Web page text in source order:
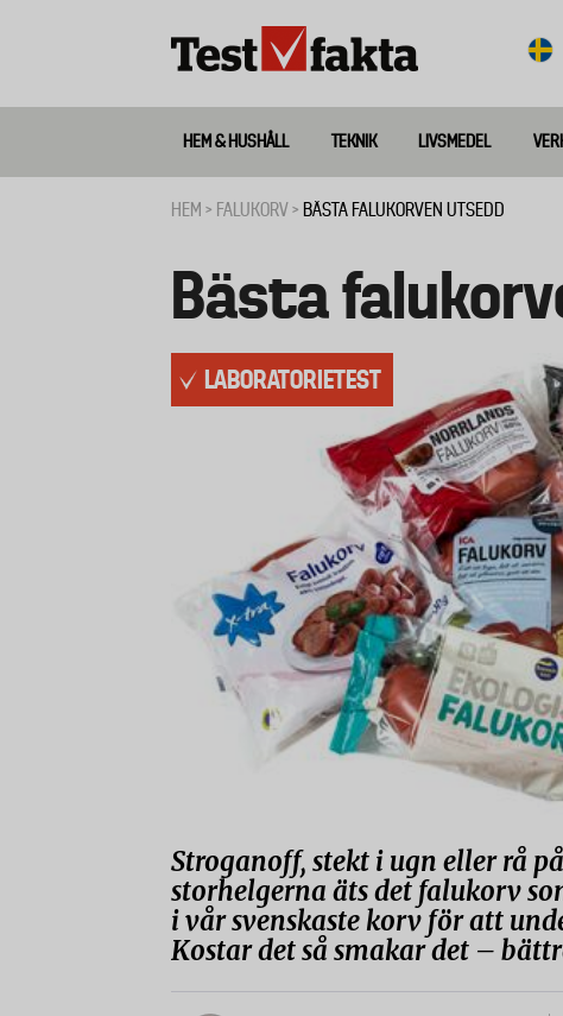
Huvudmeny
ny
HEM & HUSHÅLL TEKNIK LIVSMEDEL
HEM FALUKORV BÄSTA FALUKORVEN UTSEDD
Bästa
LABORATORIETEST
Stroganoff, stekt i ugn eller rå
storhelgerna äts det falukorv
i vår svenskaste korv för att
Kostar det så smakar det –